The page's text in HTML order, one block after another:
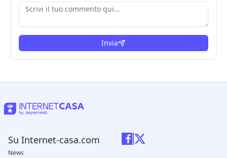
Invia
Su Internet-casa.com
News